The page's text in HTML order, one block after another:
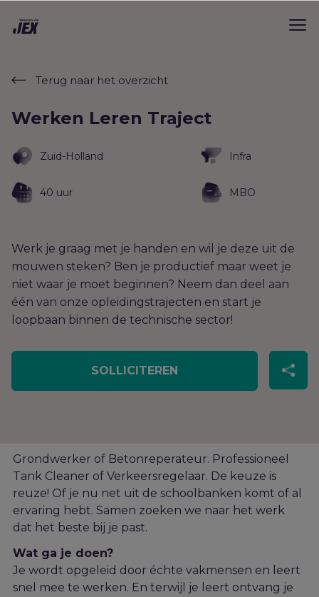
Terug naar het overzicht
Werken Leren Traject
Zuid-Holland Infra
40 uur MBO
Werk je graag met je handen en wil je deze uit de
mouwen steken? Ben je productief maar weet je
niet waar je moet beginnen? Neem dan deel aan
één van onze opleidingstrajecten en start je
loopbaan binnen de technische sector!
SOLLICITEREN
Grondwerker of Betonreperateur. Professioneel
Tank Cleaner of Verkeersregelaar. De keuze is
reuze! Of je nu net uit de schoolbanken komt of al
ervaring hebt. Samen zoeken we naar het werk
dat het beste bij je past.
Wat ga je doen?
Je wordt opgeleid door échte vakmensen en leert
snel mee te werken. En terwijl je leert ontvang je